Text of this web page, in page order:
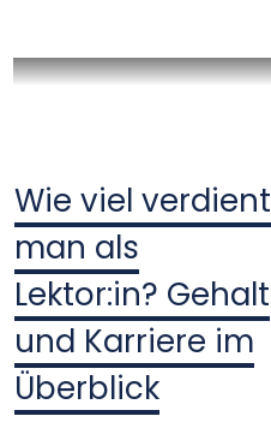
Wie viel verdient
man als
Lektor:in? Gehalt
und Karriere im
Überblick